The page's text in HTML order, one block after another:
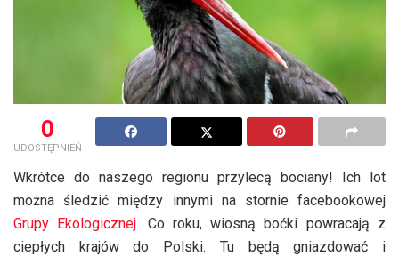
0
UDOSTĘPNIEŃ
Wkrótce do naszego regionu przylecą bociany! Ich lot
można śledzić między innymi na stornie facebookowej
Grupy Ekologicznej. Co roku, wiosną boćki powracają z
ciepłych krajów do Polski. Tu będą gniazdować i